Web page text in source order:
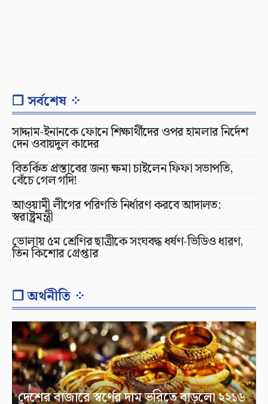
❐ সর্বশেষ ⁘
সাদ্দাম-ইনানকে ফোনে শিক্ষার্থীদের ওপর হামলার নির্দেশ
দেন ওবায়দুল কাদের
বিতর্কিত প্রস্তাবের জন্য ক্ষমা চাইলেন ফিফা সভাপতি,
বেঁচে গেল গদি!
আওয়ামী লীগের পরিণতি নির্ধারণ করবে আদালত:
স্বরাষ্ট্রমন্ত্রী
ভোলায় ৫ম শ্রেণির ছাত্রীকে সংঘবদ্ধ ধর্ষণ-ভিডিও ধারণ,
তিন কিশোর গ্রেপ্তার
❐ অর্থনীতি ⁘
দেশের বাজারে স্বর্ণের দাম ভরিতে বাড়লো ২২১৬